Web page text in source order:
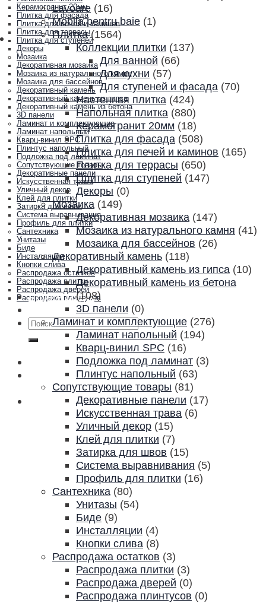
Керамогранит 20мм
Плитка для фасада
Плитка для печей и каминов
Плитка для террасы
Плитка для ступеней
Декоры
Мозаика
Декоративная мозаика
Мозаика из натурального камня
Мозаика для бассейнов
Декоративный камень
Декоративный камень из гипса
Декоративный камень из бетона
3D панели
Ламинат и комплектующие
Ламинат напольный
Кварц-винил SPC
Плинтус напольный
Подложка под ламинат
Сопутствующие товары
Декоративные панели
Искусственная трава
Уличный декор
Клей для плитки
Затирка для швов
Система выравнивания
Профиль для плитки
Сантехника
Унитазы
Биде
Инсталляции
Кнопки слива
Распродажа остатков
Распродажа плитки
Распродажа дверей
Распродажа плинтусов
Акции и скидки
Контакты
Искать:
Lavoare (16)
Mobila pentru baie (1)
Плитка (1564)
Коллекции плитки (137)
Для ванной (66)
Для кухни (57)
Для ступеней и фасада (70)
Настенная плитка (424)
Напольная плитка (880)
Керамогранит 20мм (18)
Плитка для фасада (508)
Плитка для печей и каминов (165)
Плитка для террасы (650)
Плитка для ступеней (147)
Декоры (0)
Мозаика (149)
Декоративная мозаика (147)
Мозаика из натурального камня (41)
Мозаика для бассейнов (26)
Декоративный камень (118)
Декоративный камень из гипса (10)
Декоративный камень из бетона
(108)
3D панели (0)
Ламинат и комплектующие (276)
Ламинат напольный (194)
Кварц-винил SPC (16)
Подложка под ламинат (3)
Плинтус напольный (63)
Сопутствующие товары (81)
Декоративные панели (17)
Искусственная трава (6)
Уличный декор (15)
Клей для плитки (7)
Затирка для швов (15)
Система выравнивания (5)
Профиль для плитки (16)
Сантехника (80)
Унитазы (54)
Биде (9)
Инсталляции (4)
Кнопки слива (8)
Распродажа остатков (3)
Распродажа плитки (3)
Распродажа дверей (0)
Распродажа плинтусов (0)